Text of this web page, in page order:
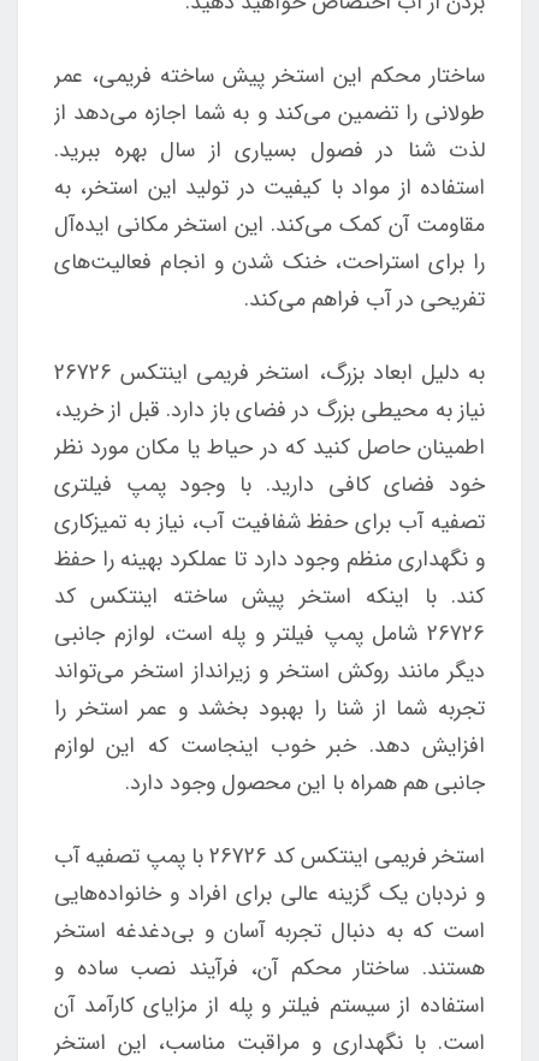
ساختار محکم این استخر پیش ساخته فریمی، عمر
طولانی را تضمین می‌کند و به شما اجازه می‌دهد از
لذت شنا در فصول بسیاری از سال بهره ببرید.
استفاده از مواد با کیفیت در تولید این استخر، به
مقاومت آن کمک می‌کند. این استخر مکانی ایده‌آل
را برای استراحت، خنک شدن و انجام فعالیت‌های
تفریحی در آب فراهم می‌کند.
به دلیل ابعاد بزرگ، استخر فریمی اینتکس 26726
نیاز به محیطی بزرگ در فضای باز دارد. قبل از خرید،
اطمینان حاصل کنید که در حیاط یا مکان مورد نظر
خود فضای کافی دارید. با وجود پمپ فیلتری
تصفیه آب برای حفظ شفافیت آب، نیاز به تمیزکاری
و نگهداری منظم وجود دارد تا عملکرد بهینه را حفظ
کند. با اینکه استخر پیش ساخته اینتکس کد
26726 شامل پمپ فیلتر و پله است، لوازم جانبی
دیگر مانند روکش استخر و زیرانداز استخر می‌تواند
تجربه شما از شنا را بهبود بخشد و عمر استخر را
افزایش دهد. خبر خوب اینجاست که این لوازم
جانبی هم همراه با این محصول وجود دارد.
استخر فریمی اینتکس کد 26726 با پمپ تصفیه آب
و نردبان یک گزینه عالی برای افراد و خانواده‌هایی
است که به دنبال تجربه آسان و بی‌دغدغه استخر
هستند. ساختار محکم آن، فرآیند نصب ساده و
استفاده از سیستم فیلتر و پله از مزایای کارآمد آن
است. با نگهداری و مراقبت مناسب، این استخر